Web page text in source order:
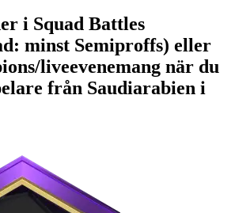
i Squad Battles
minst Semiproffs) eller
liveevenemang när du
från Saudiarabien i